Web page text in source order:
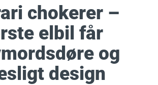
chokerer –
elbil får
og
design